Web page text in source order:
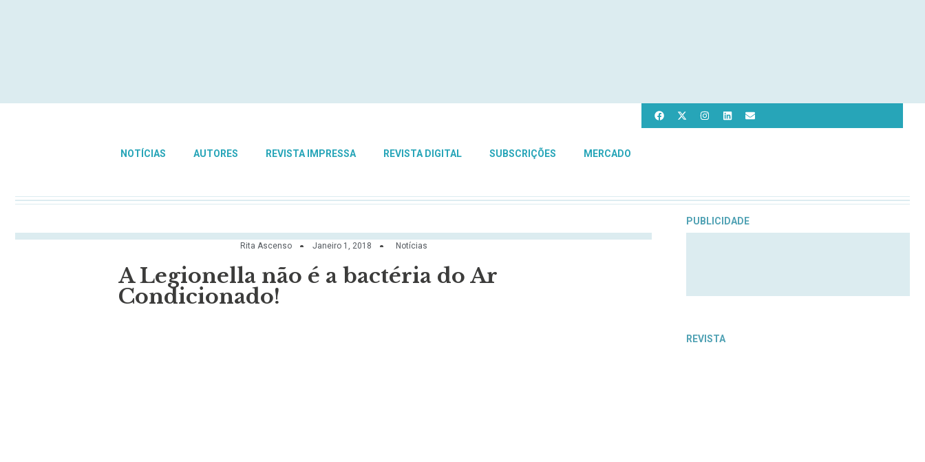
NOTÍCIAS AUTORES REVISTA IMPRESSA REVISTA DIGITAL SUBSCRIÇÕES MERCADO
Rita Ascenso Janeiro 1, 2018 Notícias
A Legionella não é a bactéria do Ar
Condicionado!
PUBLICIDADE
REVISTA